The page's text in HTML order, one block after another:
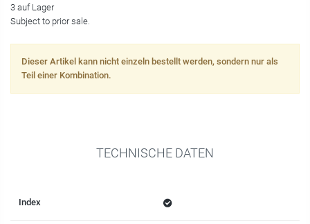
3 auf Lager
Subject to prior sale.
Dieser Artikel kann nicht einzeln bestellt werden, sondern nur als
Teil einer Kombination.
TECHNISCHE DATEN
Index